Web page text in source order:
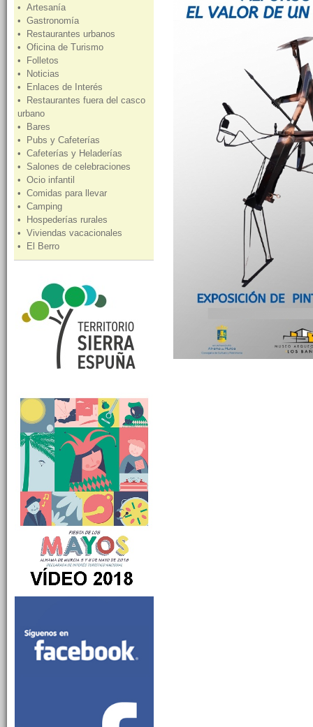
• Artesanía
• Gastronomía
• Restaurantes urbanos
• Oficina de Turismo
• Folletos
• Noticias
• Enlaces de Interés
• Restaurantes fuera del casco
urbano
• Bares
• Pubs y Cafeterías
• Cafeterías y Heladerías
• Salones de celebraciones
• Ocio infantil
• Comidas para llevar
• Camping
• Hospederías rurales
• Viviendas vacacionales
• El Berro